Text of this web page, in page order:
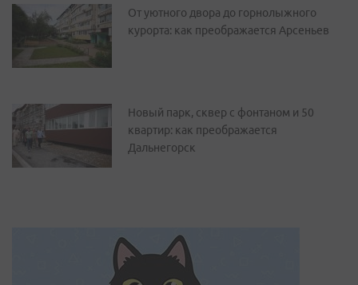
От уютного двора до горнолыжного
курорта: как преображается Арсеньев
Новый парк, сквер с фонтаном и 50
квартир: как преображается
Дальнегорск